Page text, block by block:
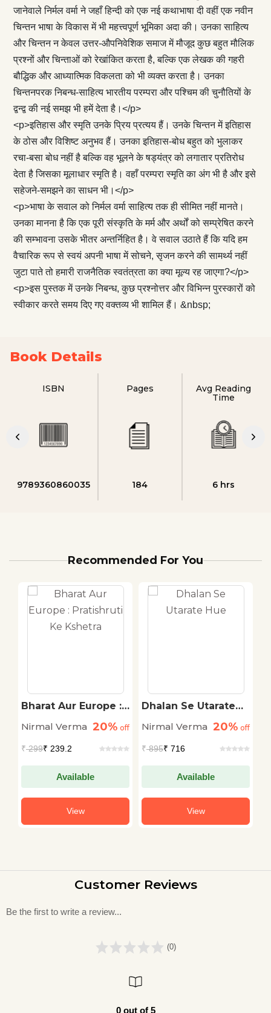
जानेवाले निर्मल वर्मा ने जहाँ हिन्दी को एक नई कथाभाषा दी वहीं एक नवीन
चिन्तन भाषा के विकास में भी महत्त्वपूर्ण भूमिका अदा की। उनका साहित्य
और चिन्तन न केवल उत्तर-औपनिवेशिक समाज में मौजूद कुछ बहुत मौलिक
प्रश्नों और चिन्ताओं को रेखांकित करता है, बल्कि एक लेखक की गहरी
बौद्धिक और आध्यात्मिक विकलता को भी व्यक्त करता है। उनका
चिन्तनपरक निबन्ध-साहित्य भारतीय परम्परा और पश्चिम की चुनौतियों के
द्वन्द्व की नई समझ भी हमें देता है।</p>
<p>इतिहास और स्मृति उनके प्रिय प्रत्यय हैं। उनके चिन्तन में इतिहास
के ठोस और विशिष्ट अनुभव हैं। उनका इतिहास-बोध बहुत को भुलाकर
रचा-बसा बोध नहीं है बल्कि वह भूलने के षड्यंत्र को लगातार प्रतिरोध
देता है जिसका मूलाधार स्मृति है। वहाँ परम्परा स्मृति का अंग भी है और इसे
सहेजने-समझने का साधन भी।</p>
<p>भाषा के सवाल को निर्मल वर्मा साहित्य तक ही सीमित नहीं मानते।
उनका मानना है कि एक पूरी संस्कृति के मर्म और अर्थों को सम्प्रेषित करने
की सम्भावना उसके भीतर अन्तर्निहित है। वे सवाल उठाते हैं कि यदि हम
वैचारिक रूप से स्वयं अपनी भाषा में सोचने, सृजन करने की सामर्थ्य नहीं
जुटा पाते तो हमारी राजनैतिक स्वतंत्रता का क्या मूल्य रह जाएगा?</p>
<p>इस पुस्तक में उनके निबन्ध, कुछ प्रश्नोत्तर और विभिन्न पुरस्कारों को
स्वीकार करते समय दिए गए वक्तव्य भी शामिल हैं। &nbsp;­­
Book Details
ISBN
9789360860035
Pages
184
Avg Reading
Time
6 hrs
Recommended For You
Bharat Aur Europe :
Kshetra
Nirmal Verma 20% off
₹299₹ 239.2
Available
View
Dhalan Se Utarate
Nirmal Verma 20% off
₹895₹ 716
Available
View
Customer Reviews
Be the first to write a review...
(0)
0 out of 5